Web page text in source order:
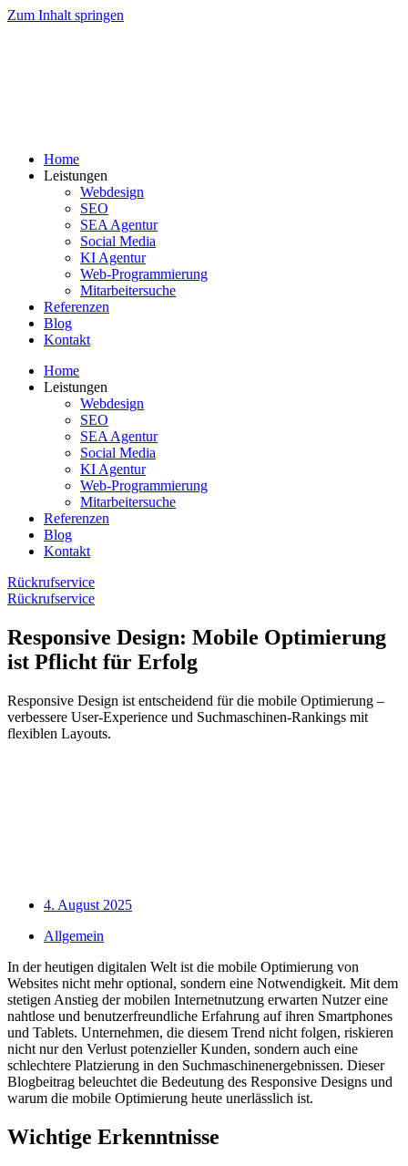
Zum Inhalt springen
Home
Leistungen
Webdesign
SEO
SEA Agentur
Social Media
KI Agentur
Web-Programmierung
Mitarbeitersuche
Referenzen
Blog
Kontakt
Home
Leistungen
Webdesign
SEO
SEA Agentur
Social Media
KI Agentur
Web-Programmierung
Mitarbeitersuche
Referenzen
Blog
Kontakt
Rückrufservice
Rückrufservice
Responsive Design: Mobile Optimierung
ist Pflicht für Erfolg
Responsive Design ist entscheidend für die mobile Optimierung –
verbessere User-Experience und Suchmaschinen-Rankings mit
flexiblen Layouts.
4. August 2025
Allgemein
In der heutigen digitalen Welt ist die mobile Optimierung von
Websites nicht mehr optional, sondern eine Notwendigkeit. Mit dem
stetigen Anstieg der mobilen Internetnutzung erwarten Nutzer eine
nahtlose und benutzerfreundliche Erfahrung auf ihren Smartphones
und Tablets. Unternehmen, die diesem Trend nicht folgen, riskieren
nicht nur den Verlust potenzieller Kunden, sondern auch eine
schlechtere Platzierung in den Suchmaschinenergebnissen. Dieser
Blogbeitrag beleuchtet die Bedeutung des Responsive Designs und
warum die mobile Optimierung heute unerlässlich ist.
Wichtige Erkenntnisse